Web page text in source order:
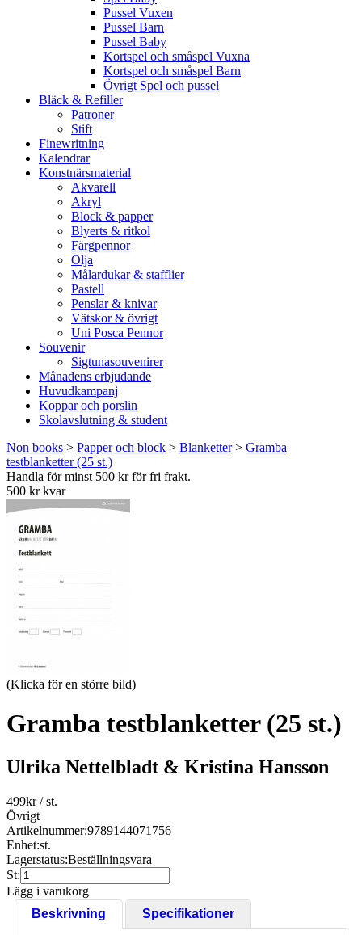
Pussel Vuxen
Pussel Barn
Pussel Baby
Kortspel och småspel Vuxna
Kortspel och småspel Barn
Övrigt Spel och pussel
Bläck & Refiller
Patroner
Stift
Finewritning
Kalendrar
Konstnärsmaterial
Akvarell
Akryl
Block & papper
Blyerts & ritkol
Färgpennor
Olja
Målardukar & stafflier
Pastell
Penslar & knivar
Vätskor & övrigt
Uni Posca Pennor
Souvenir
Sigtunasouvenirer
Månadens erbjudande
Huvudkampanj
Koppar och porslin
Skolavslutning & student
Non books > Papper och block > Blanketter> Gramba
testblanketter (25 st.)
Handla för minst 500 kr för fri frakt.
500 kr kvar
(Klicka för en större bild)
Gramba testblanketter (25 st.)
Ulrika Nettelbladt & Kristina Hansson
499kr/ st.
Övrigt
Artikelnummer:9789144071756
Enhet:st.
Lagerstatus:Beställningsvara
St:
Lägg i varukorg
Beskrivning
Specifikationer